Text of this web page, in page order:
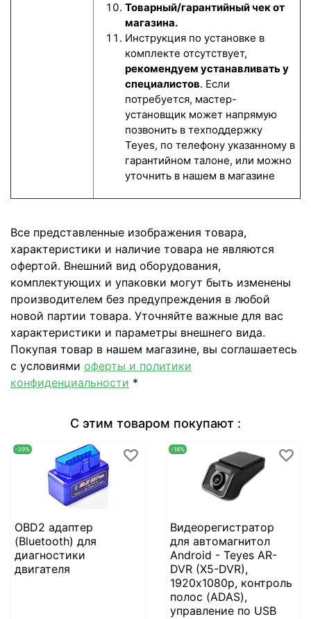
Товарный/гарантийный чек от
магазина.
Инструкция по установке в
комплекте отсутствует,
рекомендуем устанавливать у
специалистов. Если
потребуется, мастер-
установщик может напрямую
позвонить в техподдержку
Teyes, по телефону указанному в
гарантийном талоне, или можно
уточнить в нашем в магазине
Все представленные изображения товара,
характеристики и наличие товара не являются
офертой. Внешний вид оборудования,
комплектующих и упаковки могут быть изменены
производителем без предупреждения в любой
новой партии товара. Уточняйте важные для вас
характеристики и параметры внешнего вида.
Покупая товар в нашем магазине, вы соглашаетесь
с условиями оферты и политики
конфиденциальности *
С этим товаром покупают :
-29%
OBD2 адаптер
(Bluetooth) для
диагностики
двигателя
-18%
Видеорегистратор
для автомагнитол
Android - Teyes AR-
DVR (X5-DVR),
1920х1080p, контроль
полос (ADAS),
управление по USB